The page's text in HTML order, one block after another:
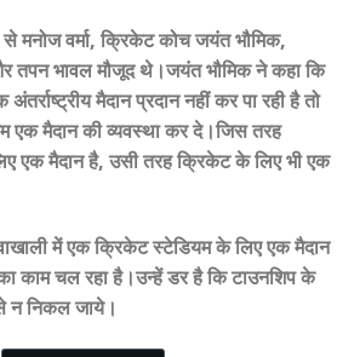
मनोज वर्मा, क्रिकेट कोच जयंत भौमिक,
तपन भावल मौजूद थे।जयंत भौमिक ने कहा कि
मैदान प्रदान नहीं कर पा रही है तो
मैदान की व्यवस्था कर दे।जिस तरह
एक मैदान है, उसी तरह क्रिकेट के लिए भी एक
में एक क्रिकेट स्टेडियम के लिए एक मैदान
काम चल रहा है।उन्हें डर है कि टाउनशिप के
न निकल जाये।